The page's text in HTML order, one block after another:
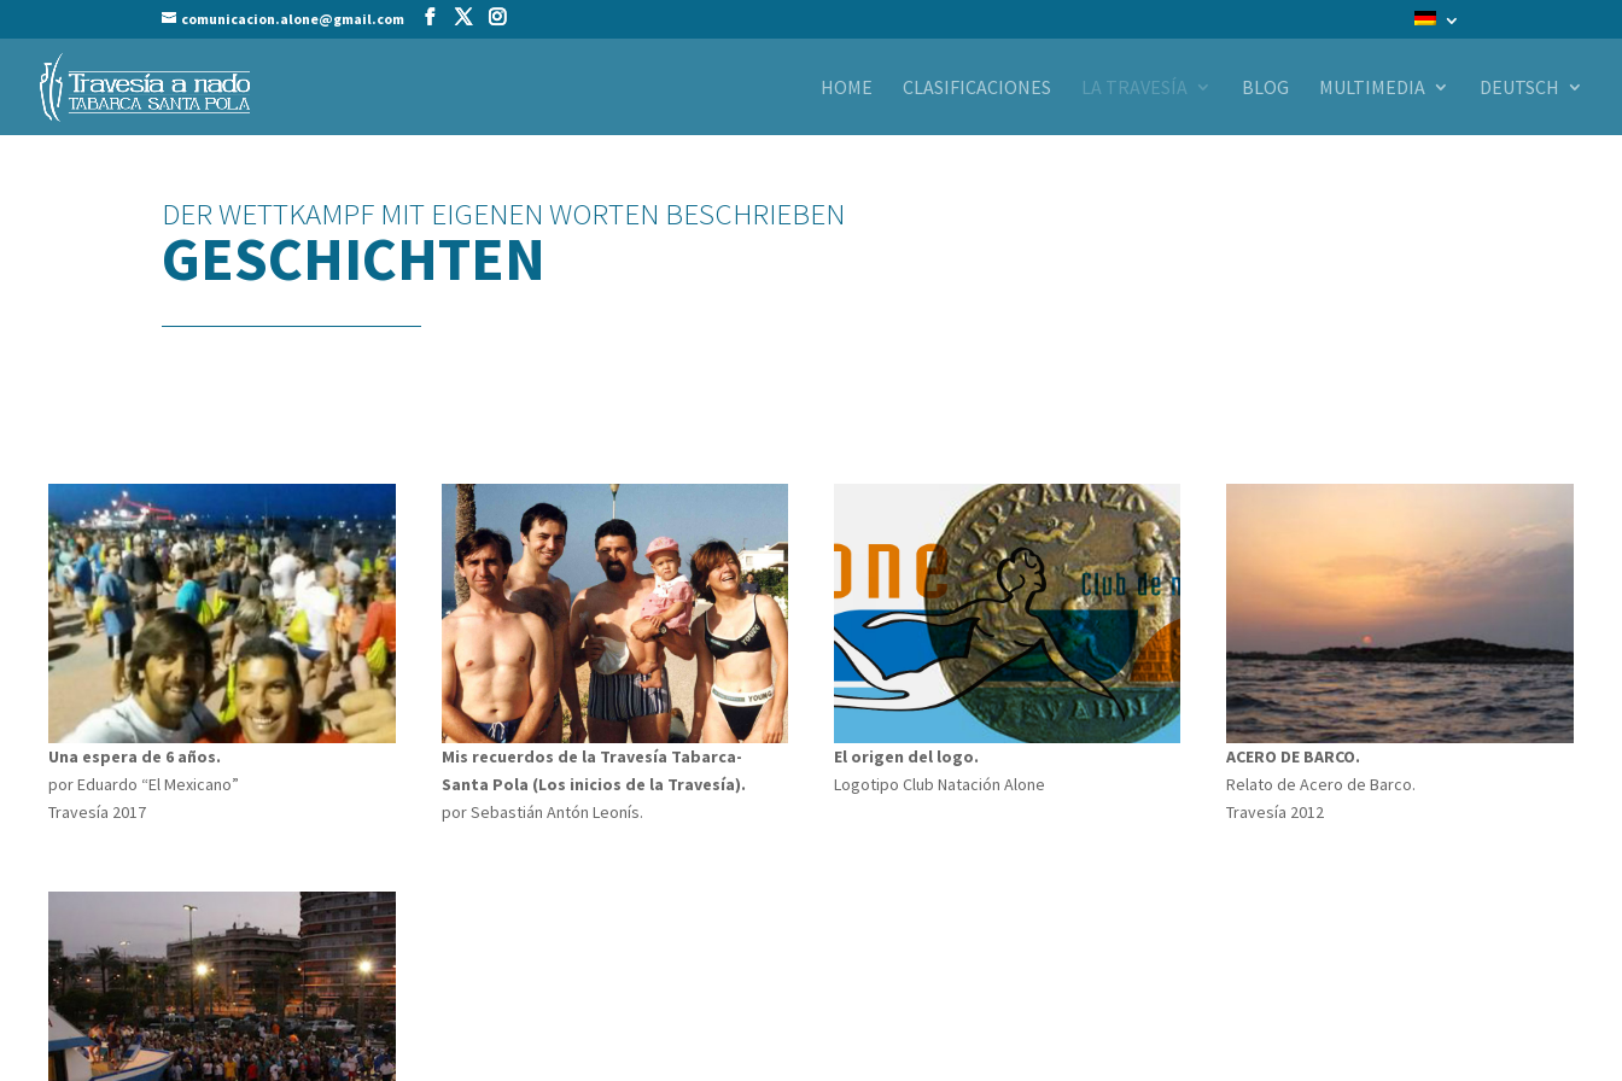
comunicacion.alone@gmail.com
HOME CLASIFICACIONES LA TRAVESÍA BLOG MULTIMEDIA DEUTSCH
DER WETTKAMPF MIT EIGENEN WORTEN BESCHRIEBEN
GESCHICHTEN
Una espera de 6 años.
por Eduardo “El Mexicano”
Travesía 2017
Mis recuerdos de la Travesía Tabarca-
Santa Pola (Los inicios de la Travesía).
por Sebastián Antón Leonís.
El origen del logo.
Logotipo Club Natación Alone
ACERO DE BARCO.
Relato de Acero de Barco.
Travesía 2012